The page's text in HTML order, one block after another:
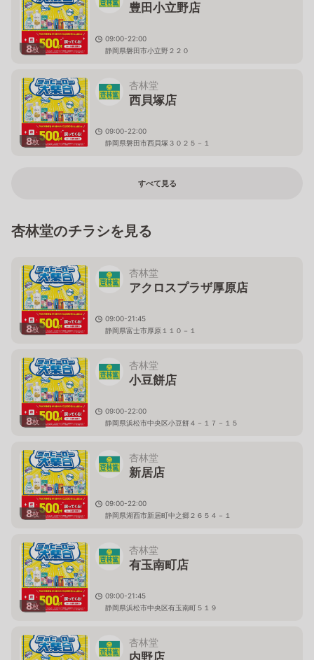
8枚
豊田小立野店
09:00-22:00
静岡県磐田市小立野２２０
8枚
杏林堂
西貝塚店
09:00-22:00
静岡県磐田市西貝塚３０２５－１
すべて見る
杏林堂のチラシを見る
8枚
杏林堂
アクロスプラザ厚原店
09:00-21:45
静岡県富士市厚原１１０－１
8枚
杏林堂
小豆餅店
09:00-22:00
静岡県浜松市中央区小豆餅４－１７－１５
8枚
杏林堂
新居店
09:00-22:00
静岡県湖西市新居町中之郷２６５４－１
8枚
杏林堂
有玉南町店
09:00-21:45
静岡県浜松市中央区有玉南町５１９
杏林堂